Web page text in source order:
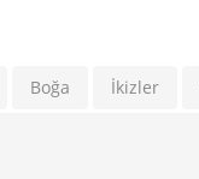
Boğa İkizler